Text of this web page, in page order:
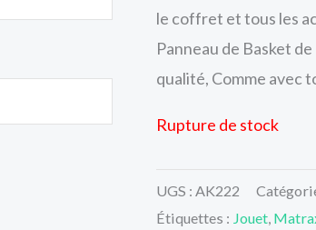
le coffret et tous les
Panneau de Basket
qualité, Comme avec
Rupture de stock
UGS : AK222
Étiquettes : Jouet,